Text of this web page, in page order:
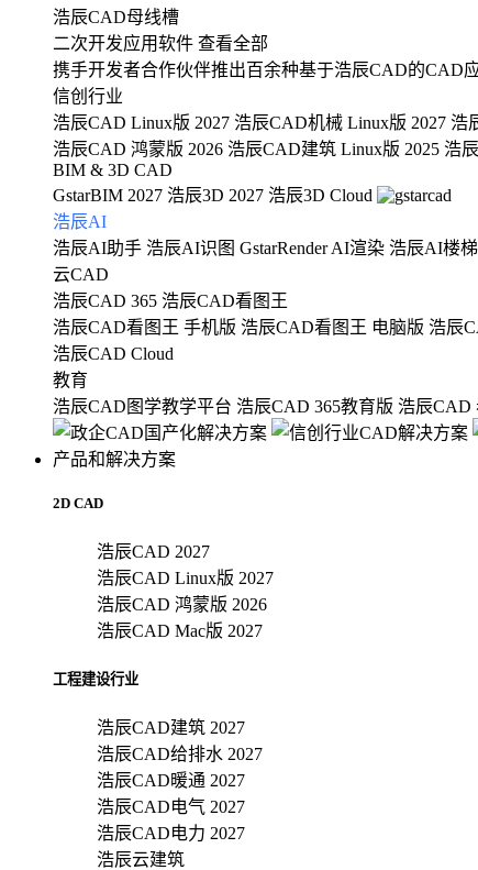
浩辰CAD母线槽
二次开发应用软件 查看全部
携手开发者合作伙伴推出百余种基于浩辰CAD的CAD
信创行业
浩辰CAD Linux版 2027 浩辰CAD机械 Linux版 2027 浩
浩辰CAD 鸿蒙版 2026 浩辰CAD建筑 Linux版 2025 浩
BIM & 3D CAD
GstarBIM 2027 浩辰3D 2027 浩辰3D Cloud
浩辰AI
浩辰AI助手 浩辰AI识图 GstarRender AI渲染 浩辰AI楼梯
云CAD
浩辰CAD 365 浩辰CAD看图王
浩辰CAD看图王 手机版 浩辰CAD看图王 电脑版 浩辰
浩辰CAD Cloud
教育
浩辰CAD图学教学平台 浩辰CAD 365教育版 浩辰CAD
产品和解决方案
2D CAD
浩辰CAD 2027
浩辰CAD Linux版 2027
浩辰CAD 鸿蒙版 2026
浩辰CAD Mac版 2027
工程建设行业
浩辰CAD建筑 2027
浩辰CAD给排水 2027
浩辰CAD暖通 2027
浩辰CAD电气 2027
浩辰CAD电力 2027
浩辰云建筑